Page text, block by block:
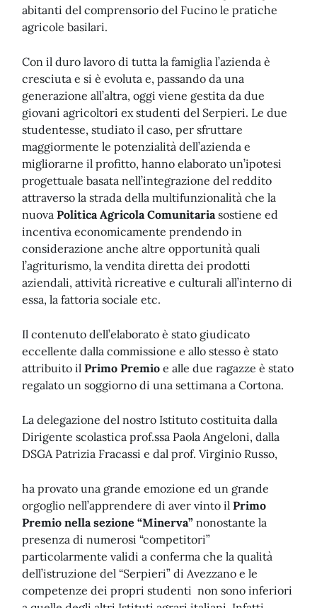
abitanti del comprensorio del Fucino le pratiche
agricole basilari.
Con il duro lavoro di tutta la famiglia l’azienda è
cresciuta e si è evoluta e, passando da una
generazione all’altra, oggi viene gestita da due
giovani agricoltori ex studenti del Serpieri. Le due
studentesse, studiato il caso, per sfruttare
maggiormente le potenzialità dell’azienda e
migliorarne il profitto, hanno elaborato un’ipotesi
progettuale basata nell’integrazione del reddito
attraverso la strada della multifunzionalità che la
nuova Politica Agricola Comunitariasostiene ed
incentiva economicamente prendendo in
considerazione anche altre opportunità quali
l’agriturismo, la vendita diretta dei prodotti
aziendali, attività ricreative e culturali all’interno di
essa, la fattoria sociale etc.
Il contenuto dell’elaborato è stato giudicato
eccellente dalla commissione e allo stesso è stato
attribuito il Primo Premio e alle due ragazze è stato
regalato un soggiorno di una settimana a Cortona.
La delegazione del nostro Istituto costituita dalla
Dirigente scolastica prof.ssa Paola Angeloni, dalla
DSGA Patrizia Fracassi e dal prof. Virginio Russo,
ha provato una grande emozione ed un grande
orgoglio nell’apprendere di aver vinto il Primo
Premio nella sezione “Minerva” nonostante la
presenza di numerosi “competitori”
particolarmente validi a conferma che la qualità
dell’istruzione del “Serpieri” di Avezzano e le
competenze dei propri studenti non sono inferiori